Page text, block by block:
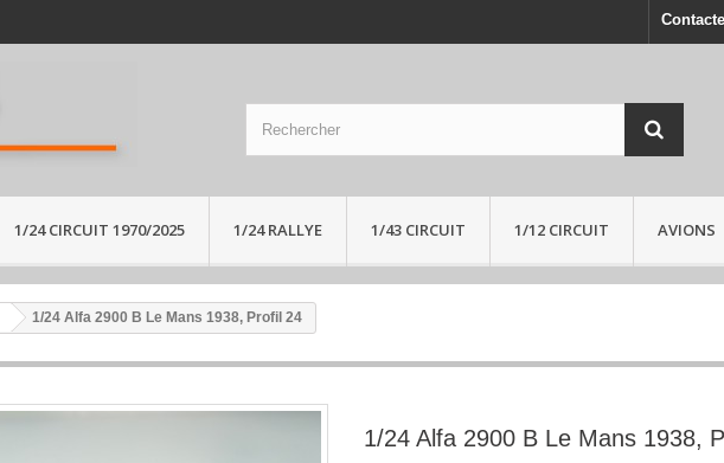
1/24 CIRCUIT 1970/2025 1/24 RALLYE 1/43 CIRCUIT 1/12 CIRCUIT AVIONS
1/24 Alfa 2900 B Le Mans 1938, Profil 24
1/24 Alfa 2900 B Le Mans 1938,